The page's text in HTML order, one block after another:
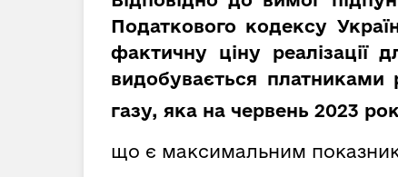
Податкового кодексу
фактичну ціну
видобувається
газу, яка на червень 2023
що є максимальним